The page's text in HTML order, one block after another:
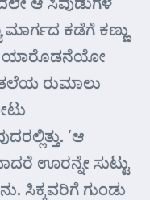
ಕಡೆಗೆ ಕಣ್ಣು
ಯಾರೊಡನೆಯೋ
ತಲೆಯ ರುಮಾಲು
‘ಆ
ಊರನ್ನೇ ಸುಟ್ಟು
ಸಿಕ್ಕವರಿಗೆ ಗುಂಡು